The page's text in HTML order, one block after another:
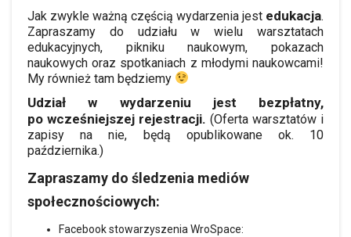
Jak zwykle ważną częścią wydarzenia jest edukacja.
Zapraszamy do udziału w wielu warsztatach
edukacyjnych, pikniku naukowym, pokazach
naukowych oraz spotkaniach z młodymi naukowcami!
My również tam będziemy
Udział w wydarzeniu jest bezpłatny,
po wcześniejszej rejestracji. (Oferta warsztatów i
zapisy na nie, będą opublikowane ok. 10
października.)
Zapraszamy do śledzenia mediów
społecznościowych:
Facebook stowarzyszenia WroSpace: